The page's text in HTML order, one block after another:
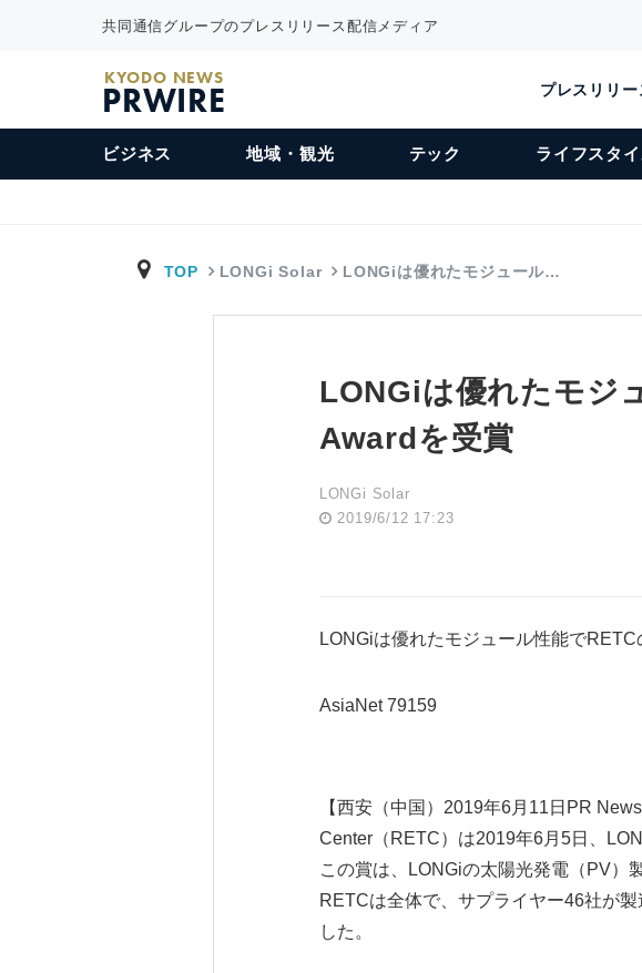
共同通信グループのプレスリリース配信メディア
KYODO NEWS
PRWIRE プレスリリ
ビジネス 地域・観光 テック ライフスタ
TOP LONGi Solar LONGiは優れたモジュール…
LONGiは優れたモジ
Awardを受賞
LONGi Solar
2019/6/12 17:23
LONGiは優れたモジュール性能で
AsiaNet 79159
【西安（中国）2019年6月11日PR
Center（RETC）は2019年6月5日、
この賞は、LONGiの太陽光発電（PV）
RETCは全体で、サプライヤー46社が
した。